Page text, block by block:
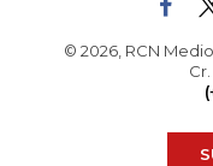
© 2026, RCN